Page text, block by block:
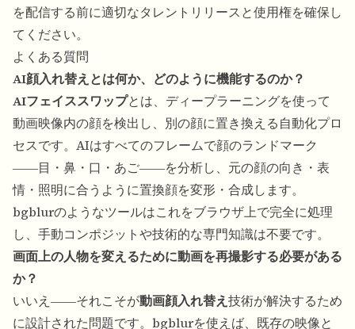
を配信する前に適切なタレントリリースと使用権を確保し
てください。
よくある質問
AI顔入れ替えとは何か、どのように機能するのか？
AIフェイススワップとは、ディープラーニングを使って
動画映像内の顔を検出し、別の顔に置き換える自動化プロ
セスです。AIはすべてのフレームで顔のランドマーク
――目・鼻・口・あご――を分析し、元の顔の向き・表
情・照明に合うように置換顔を変形・合成します。
bgblurのようなツールはこれをブラウザ上で完全に処理
し、手動コンポジットや技術的な専門知識は不要です。
画面上の人物を変えるために動画を再撮影する必要がある
か？
いいえ――それこそが動画顔入れ替え技術が解決するため
に設計された問題です。bgblurを使えば、既存の映像と